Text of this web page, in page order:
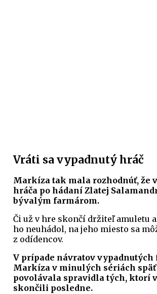
Vráti sa vypadnutý hráč
Markíza tak mala rozhodnúť, že
hráča po hádaní Zlatej
bývalým farmárom.
Či už v hre skončí držiteľ amuletu
ho neuhádol, na jeho miesto sa
z odídencov.
V prípade návratov vypadnutých
Markíza v minulých sériách
povolávala spravidla tých, ktorí
skončili posledne.